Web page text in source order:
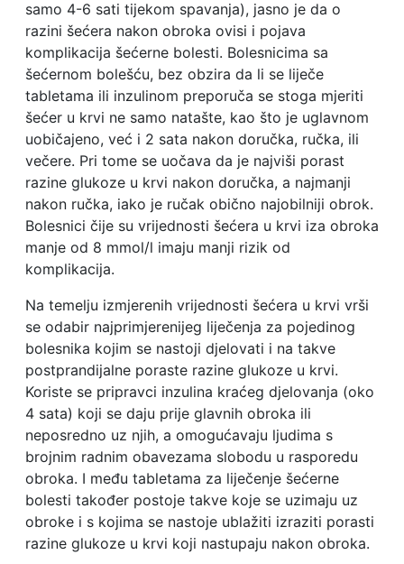
samo 4-6 sati tijekom spavanja), jasno je da o
razini šećera nakon obroka ovisi i pojava
komplikacija šećerne bolesti. Bolesnicima sa
šećernom bolešću, bez obzira da li se liječe
tabletama ili inzulinom preporuča se stoga mjeriti
šećer u krvi ne samo natašte, kao što je uglavnom
uobičajeno, već i 2 sata nakon doručka, ručka, ili
večere. Pri tome se uočava da je najviši porast
razine glukoze u krvi nakon doručka, a najmanji
nakon ručka, iako je ručak obično najobilniji obrok.
Bolesnici čije su vrijednosti šećera u krvi iza obroka
manje od 8 mmol/l imaju manji rizik od
komplikacija.
Na temelju izmjerenih vrijednosti šećera u krvi vrši
se odabir najprimjerenijeg liječenja za pojedinog
bolesnika kojim se nastoji djelovati i na takve
postprandijalne poraste razine glukoze u krvi.
Koriste se pripravci inzulina kraćeg djelovanja (oko
4 sata) koji se daju prije glavnih obroka ili
neposredno uz njih, a omogućavaju ljudima s
brojnim radnim obavezama slobodu u rasporedu
obroka. I među tabletama za liječenje šećerne
bolesti također postoje takve koje se uzimaju uz
obroke i s kojima se nastoje ublažiti izraziti porasti
razine glukoze u krvi koji nastupaju nakon obroka.